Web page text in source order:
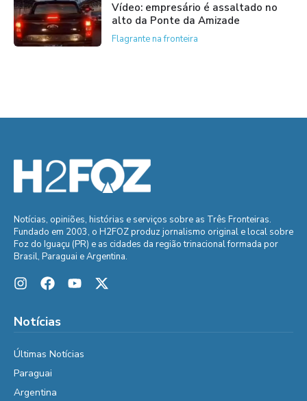
Vídeo: empresário é assaltado no
alto da Ponte da Amizade
Flagrante na fronteira
Notícias, opiniões, histórias e serviços sobre as Três Fronteiras.
Fundado em 2003, o H2FOZ produz jornalismo original e local sobre
Foz do Iguaçu (PR) e as cidades da região trinacional formada por
Brasil, Paraguai e Argentina.
Notícias
Últimas Notícias
Paraguai
Argentina